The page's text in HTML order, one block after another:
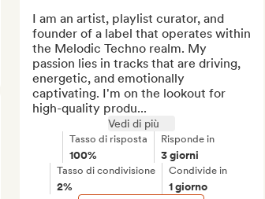
I am an artist, playlist curator, and
founder of a label that operates within
the Melodic Techno realm. My
passion lies in tracks that are driving,
energetic, and emotionally
captivating. I'm on the lookout for
high-quality produ...
Vedi di più
Tasso di risposta
100%
Risponde in
3 giorni
Tasso di condivisione
2%
Condivide in
1 giorno